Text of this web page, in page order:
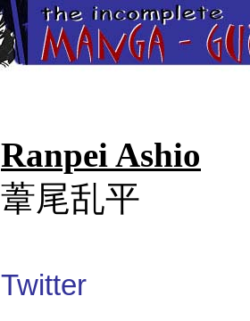
Ranpei Ashio
葦尾乱平
Twitter